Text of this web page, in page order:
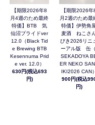
【期限2026年8
月4週のため最終
特価】BTB 気
仙沼プライドver
12.0（Black Tid
e Brewing BTB
Kesennuma Prid
e ver. 12.0）
630円(税込693
円)
【期限2026年
月2週のため最
特価】伊勢角
麦酒 ねこさ
びき2026リニ
ーアル版 缶（I
SEKADOYA
ER NEKO
IKI2026 CAN）
900円(税込
円)